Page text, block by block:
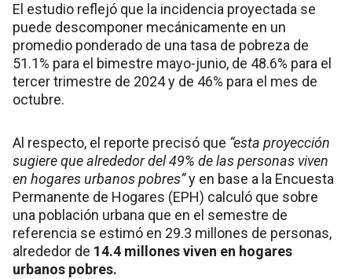
El estudio reflejó que la incidencia proyectada se
puede descomponer mecánicamente en un
promedio ponderado de una tasa de pobreza de
51.1% para el bimestre mayo-junio, de 48.6% para el
tercer trimestre de 2024 y de 46% para el mes de
octubre.
Al respecto, el reporte precisó que “esta proyección
sugiere que alrededor del 49% de las personas viven
en hogares urbanos pobres”y en base a la Encuesta
Permanente de Hogares (EPH) calculó que sobre
una población urbana que en el semestre de
referencia se estimó en 29.3 millones de personas,
alrededor de 14.4 millones viven en hogares
urbanos pobres.